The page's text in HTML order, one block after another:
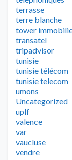
terrasse
terre blanche
tower
transatel
tripadvisor
tunisie
tunisie télécom
tunisie telecom
umons
Uncategorized
uplf
valence
var
vaucluse
vendre